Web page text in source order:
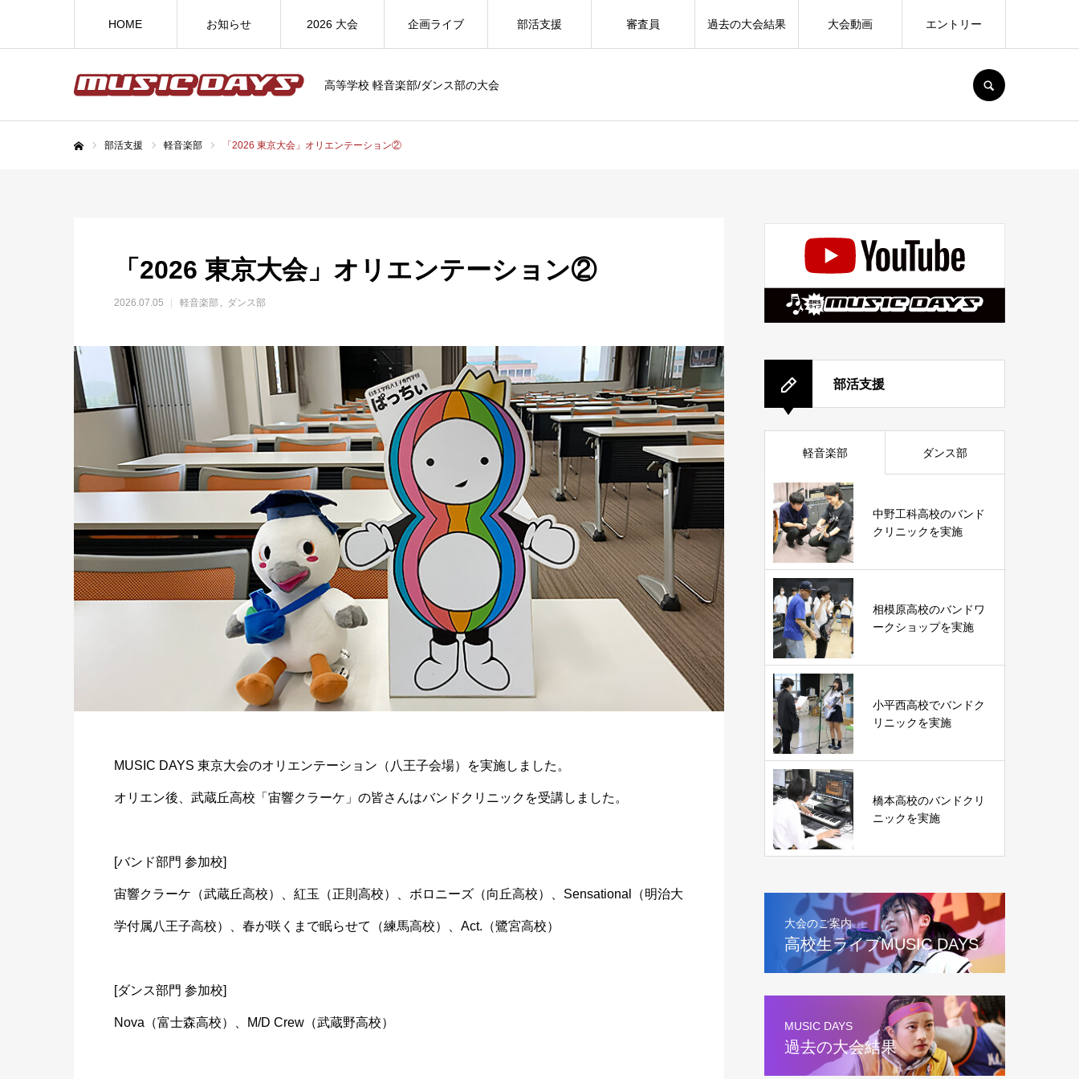
高等学校 軽音楽部/ダンス部の大会
HOME お知らせ 2026 大会 企画ライブ 部活支援 審査員 過去の大会結果 大会動画 エントリー
部活支援 軽音楽部 「2026 東京大会」オリエンテーション②
「2026 東京大会」オリエンテーション②
2026.07.05 軽音楽部 ダンス部
MUSIC DAYS 東京大会のオリエンテーション（八王子会場）を実施しました。
オリエン後、武蔵丘高校「宙響クラーケ」の皆さんはバンドクリニックを受講しました。
[バンド部門 参加校]
宙響クラーケ（武蔵丘高校）、紅玉（正則高校）、ボロニーズ（向丘高校）、Sensational（明治大
学付属八王子高校）、春が咲くまで眠らせて（練馬高校）、Act.（鷺宮高校）
[ダンス部門 参加校]
Nova（富士森高校）、M/D Crew（武蔵野高校）
部活支援
軽音楽部 ダンス部
中野工科高校のバンド
クリニックを実施
相模原高校のバンドワ
ークショップを実施
小平西高校でバンドク
リニックを実施
橋本高校のバンドクリ
ニックを実施
大会のご案内
高校生ライブMUSIC DAYS
MUSIC DAYS
過去の大会結果